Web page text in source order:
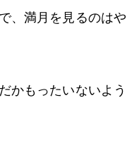
、満月を見るのはや
かもったいないよう